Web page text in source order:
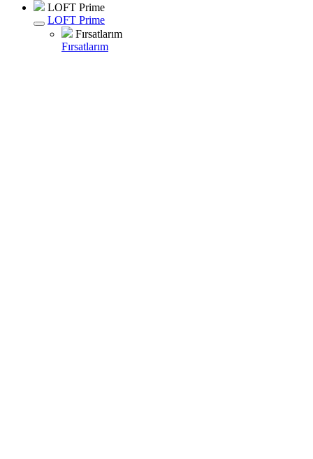
LOFT Prime
LOFT Prime
Fırsatlarım
Fırsatlarım